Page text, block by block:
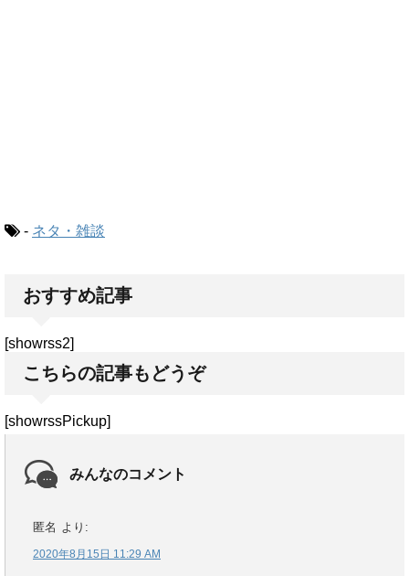
- ネタ・雑談
おすすめ記事
[showrss2]
こちらの記事もどうぞ
[showrssPickup]
みんなのコメント
匿名 より:
2020年8月15日 11:29 AM